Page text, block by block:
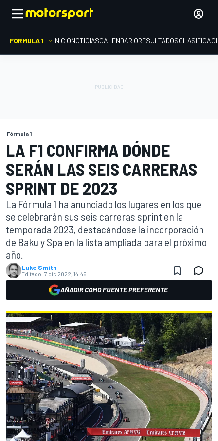
FÓRMULA 1 INICIONOTICIASCALENDARIORESULTADOS
Fórmula 1
LA F1 CONFIRMA DÓNDE
SERÁN LAS SEIS CARRERAS
SPRINT DE 2023
La Fórmula 1 ha anunciado los lugares en los que
se celebrarán sus seis carreras sprint en la
temporada 2023, destacándose la incorporación
de Bakú y Spa en la lista ampliada para el próximo
año.
Luke Smith
Editado: 7 dic 2022, 14:46
AÑADIR COMO FUENTE PREFERENTE